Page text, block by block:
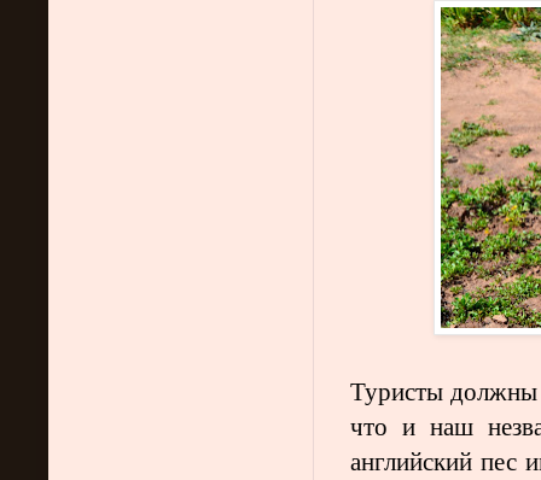
Туристы должны
что и наш
английский пес